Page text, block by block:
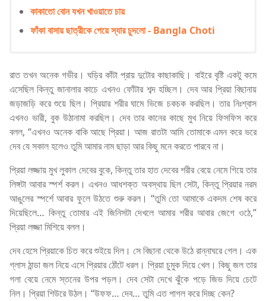
কাকাতো বোন যখন খাওয়াতে চায়
ফাঁকা বাসায় ছাত্রীকে পেয়ে স্যার চুদলো - Bangla Choti
রাত তখন অনেক গভীর। ঘড়ির কাঁটা প্রায় দুটোর কাছাকাছি। বাইরে বৃষ্টি একটু কমে
এসেছিল কিন্তু জানালার কাচে এখনও ফোঁটার শব্দ হচ্ছিল। দেব আর প্রিয়া বিছানায়
জড়াজড়ি করে শুয়ে ছিল। প্রিয়ার শরীর ঘামে ভিজে চকচক করছিল। তার নিঃশ্বাস
এখনও ভারী, বুক উঠানামা করছিল। দেব তার কানের কাছে মুখ নিয়ে ফিসফিস করে
বলল, “এখনও অনেক বাকি আছে প্রিয়া। আজ রাতটা আমি তোমাকে এমন করে ভরে
দেব যে সকাল হলেও তুমি আমার নাম ছাড়া আর কিছু মনে করতে পারবে না।
প্রিয়া লজ্জায় মুখ লুকাল দেবের বুকে, কিন্তু তার হাত দেবের শরীর বেয়ে নেমে গিয়ে তার
লিঙ্গটা আবার স্পর্শ করল। এখনও আধশক্ত অবস্থায় ছিল সেটা, কিন্তু প্রিয়ার নরম
আঙুলের স্পর্শে আবার ফুলে উঠতে শুরু করল। “তুমি তো আমাকে একদম শেষ করে
দিয়েছিলে… কিন্তু তোমার এই জিনিসটা দেখলে আমার শরীর আবার জেগে ওঠে,”
প্রিয়া লজ্জা মিশিয়ে বলল।
দেব হেসে প্রিয়াকে চিত করে শুইয়ে দিল। সে বিছানা থেকে উঠে রান্নাঘরে গেল। এক
গ্লাস ঠান্ডা জল নিয়ে এসে প্রিয়ার ঠোঁটে ধরল। প্রিয়া চুমুক দিয়ে খেল। কিছু জল তার
গলা বেয়ে নেমে স্তনের উপর পড়ল। দেব সেটা দেখে ঝুঁকে পড়ে জিভ দিয়ে চেটে
নিল। প্রিয়া শিউরে উঠল। “উফফ… দেব… তুমি এত পাগল করে দিচ্ছ কেন?